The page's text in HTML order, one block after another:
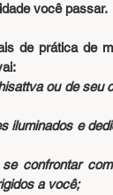
você passar.
de prática de
ou de seu
iluminados e
confrontar
a você;